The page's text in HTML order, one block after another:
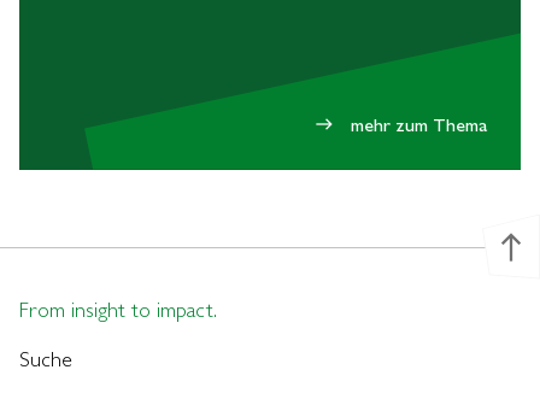
east mehr zum Thema
north
From insight to impact.
Suche